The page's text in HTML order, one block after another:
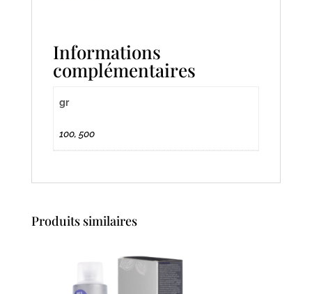
Informations
complémentaires
gr
100, 500
Produits similaires